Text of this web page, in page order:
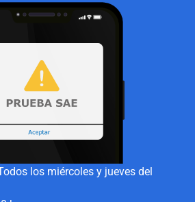
los miércoles y jueves del